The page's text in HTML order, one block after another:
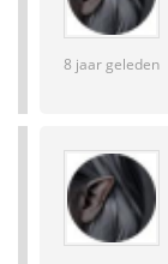
8 jaar geleden